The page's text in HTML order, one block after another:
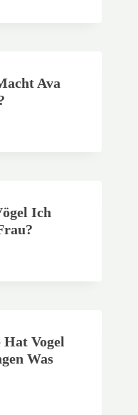
Ava
Ich
Hat Vogel
Was